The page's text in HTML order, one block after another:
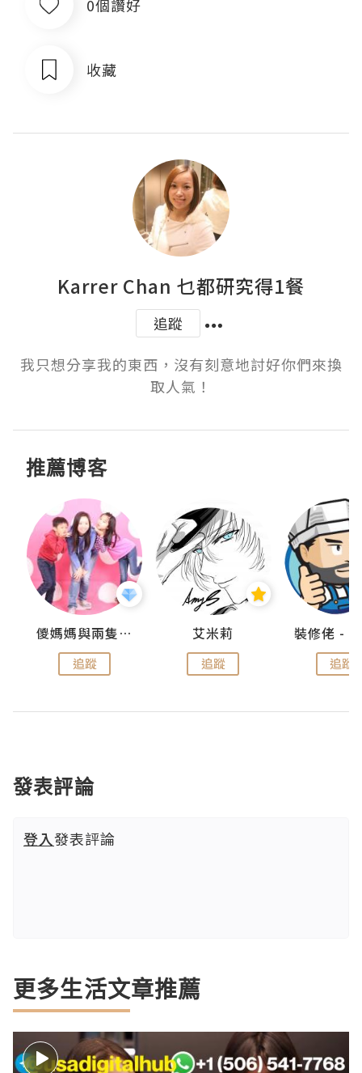
0個讚好
收藏
Karrer Chan 乜都研究得1餐
追蹤
我只想分享我的東西，沒有刻意地討好你們來換
取人氣！
推薦博客
儍媽媽與兩隻小魔怪之家
追蹤
艾米莉
追蹤 追蹤
發表評論
登入發表評論
更多生活文章推薦